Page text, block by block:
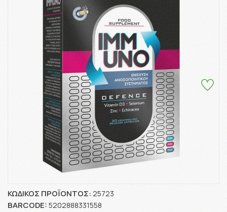
ΚΩΔΙΚΌΣ ΠΡΟΪΌΝΤΟΣ: 25723
BARCODE: 5202888331558